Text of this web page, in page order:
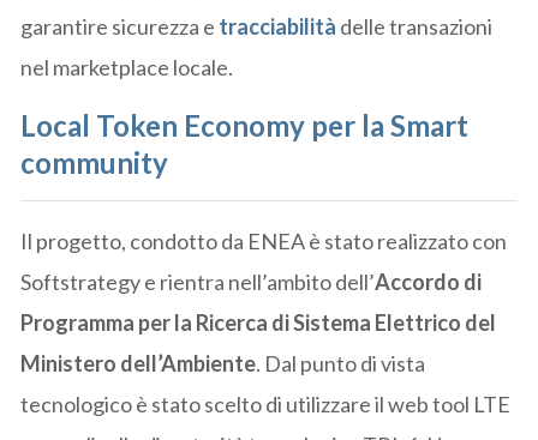
garantire sicurezza e tracciabilità delle transazioni
nel marketplace locale.
Local Token Economy per la Smart
community
Il progetto, condotto da ENEA è stato realizzato con
Softstrategy e rientra nell’ambito dell’Accordo di
Programma per la Ricerca di Sistema Elettrico del
Ministero dell’Ambiente. Dal punto di vista
tecnologico è stato scelto di utilizzare il web tool LTE